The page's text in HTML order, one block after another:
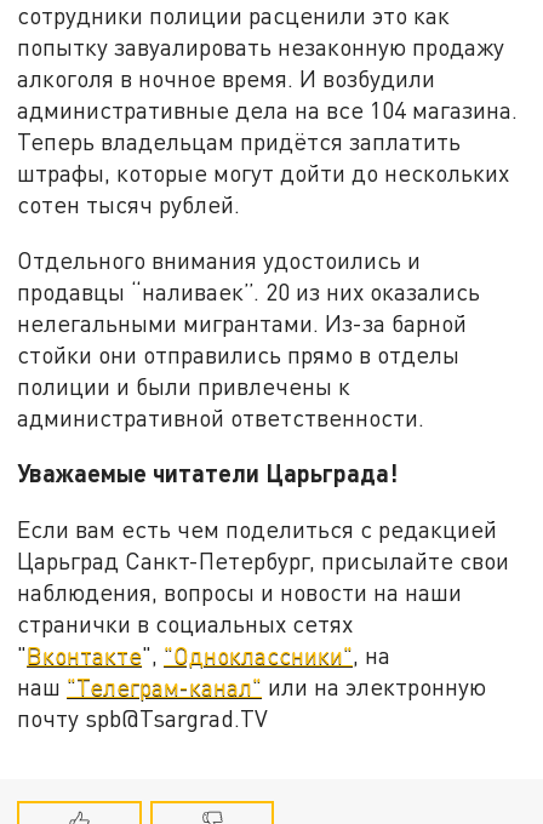
сотрудники полиции расценили это как
попытку завуалировать незаконную продажу
алкоголя в ночное время. И возбудили
административные дела на все 104 магазина.
Теперь владельцам придётся заплатить
штрафы, которые могут дойти до нескольких
сотен тысяч рублей.
Отдельного внимания удостоились и
продавцы “наливаек”. 20 из них оказались
нелегальными мигрантами. Из-за барной
стойки они отправились прямо в отделы
полиции и были привлечены к
административной ответственности.
Уважаемые читатели Царьграда!
Если вам есть чем поделиться с редакцией
Царьград Санкт-Петербург, присылайте свои
наблюдения, вопросы и новости на наши
странички в социальных сетях
"Вконтакте", "Одноклассники", на
наш "Телеграм-канал" или на электронную
почту spb@Tsargrad.TV